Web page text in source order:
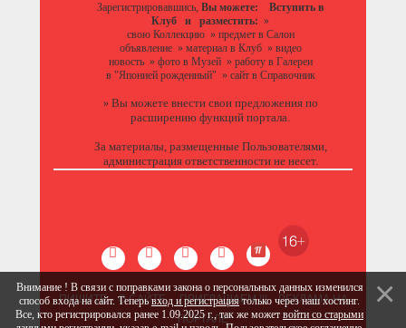
Зарегистрировавшись, Вы можете:
Вступить в
Клуб
и разместить: »
свою Коллекцию» предмет в Салон
объявление» материал в Клуб» видео
новость» фото в Музей» работу в Галереи
в "Японией рожденный" » сайт в Справочник
» Вы можете внести свои предложенияпо
расширению функций портала.
За материалы, размещенные Пользователями,
администрация ответственности не несет.
ПИШИТЕ О САЙТЕ ПРИГЛАШАЕМ !!! РЕКЛАМА НА
ПОРТАЛЕ
Внимание ! В связи с поправками закона о персональных данных изменился
способ входа на сайт. Теперьвход и регистрациятолько через наш хостинг.
Все, кто регистрировался ранее 1.09.2025 г., так же может войти со старыми